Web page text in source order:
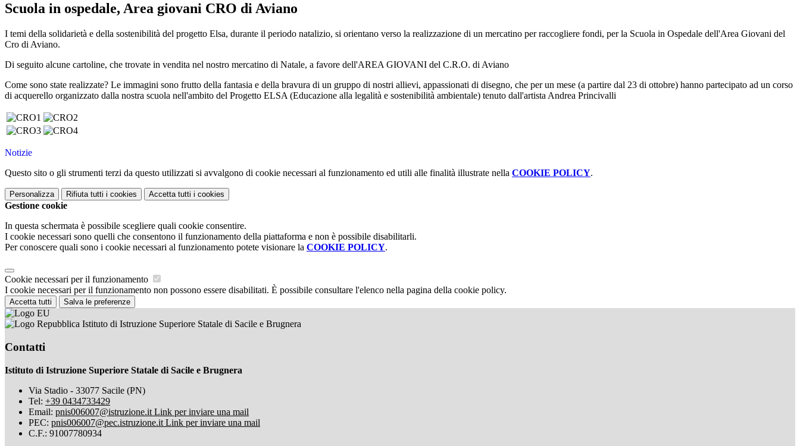
Scuola in ospedale, Area giovani CRO di Aviano
I temi della solidarietà e della sostenibilità del progetto Elsa, durante il periodo natalizio, si orientano verso la realizzazione di un mercatino per raccogliere fondi, per la Scuola in Ospedale dell'Area Giovani del
Cro di Aviano.
Di seguito alcune cartoline, che trovate in vendita nel nostro mercatino di Natale, a favore dell'AREA GIOVANI del C.R.O. di Aviano
Come sono state realizzate? Le immagini sono frutto della fantasia e della bravura di un gruppo di nostri allievi, appassionati di disegno, che per un mese (a partire dal 23 di ottobre) hanno partecipato ad un corso
di acquerello organizzato dalla nostra scuola nell'ambito del Progetto ELSA (Educazione alla legalità e sostenibilità ambientale) tenuto dall'artista Andrea Princivalli
Notizie
Questo sito o gli strumenti terzi da questo utilizzati si avvalgono di cookie necessari al funzionamento ed utili alle finalità illustrate nella COOKIE POLICY.
Personalizza Rifiuta tutti i cookies Accetta tutti i cookies
Gestione cookie
In questa schermata è possibile scegliere quali cookie consentire.
I cookie necessari sono quelli che consentono il funzionamento della piattaforma e non è possibile disabilitarli.
Per conoscere quali sono i cookie necessari al funzionamento potete visionare la COOKIE POLICY.
Cookie necessari per il funzionamento
I cookie necessari per il funzionamento non possono essere disabilitati. È possibile consultare l'elenco nella pagina della cookie policy.
Accetta tutti Salva le preferenze
Istituto di Istruzione Superiore Statale di Sacile e Brugnera
Contatti
Istituto di Istruzione Superiore Statale di Sacile e Brugnera
Via Stadio - 33077 Sacile (PN)
Tel: +39 0434733429
Email: pnis006007@istruzione.it Link per inviare una mail
PEC: pnis006007@pec.istruzione.it Link per inviare una mail
C.F.: 91007780934